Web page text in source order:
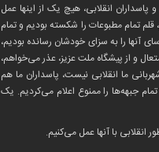
انقلابی، هیچ یک از اینها عمل
قلم تمام مطبوعات را شکسته بودیم و تمام
آنها را به سزای خودشان رسانده بودیم،
و از پیشگاه ملت عزیز، عذر می‌خواهم،
ما انقلابی نیست، پاسداران ما هم
تمام جبهه‌ها را ممنوع اعلام می‌کردیم. یک
با آنها عمل می‌کنیم.